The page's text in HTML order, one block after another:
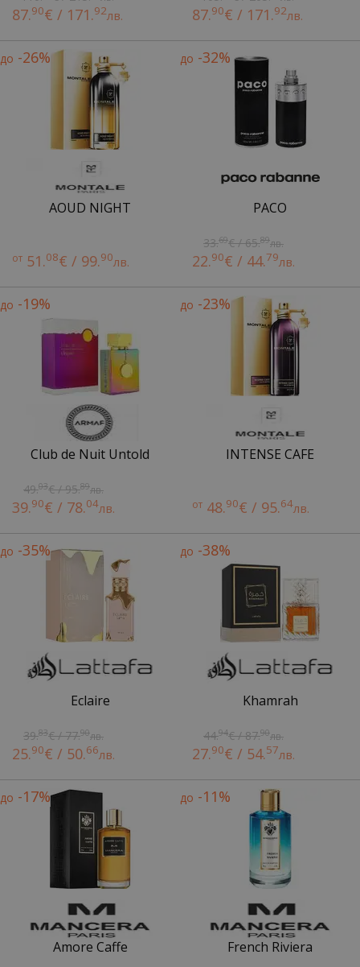
87.90€ / 171.92лв. 87.90€ / 171.92лв.
до -26%
AOUD NIGHT
от 51.08€ / 99.90лв.
до -32%
PACO
33.69€ / 65.89лв.
22.90€ / 44.79лв.
до -19%
Club de Nuit Untold
49.03€ / 95.89лв.
39.90€ / 78.04лв.
до -23%
INTENSE CAFE
от 48.90€ / 95.64лв.
до -35%
Eclaire
39.83€ / 77.90лв.
25.90€ / 50.66лв.
до -38%
Khamrah
44.94€ / 87.90лв.
27.90€ / 54.57лв.
до -17%
Amore Caffe
до -11%
French Riviera